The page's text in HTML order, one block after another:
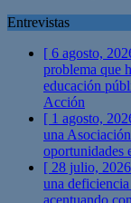
Entrevistas
[ 6 agosto,
problema que
educación
Acción
[ 1 agosto,
una
oportunidades
[ 28 julio,
una
acentuando